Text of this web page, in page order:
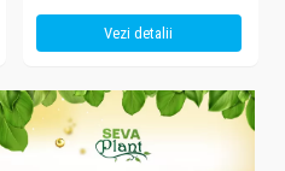
Vezi detalii